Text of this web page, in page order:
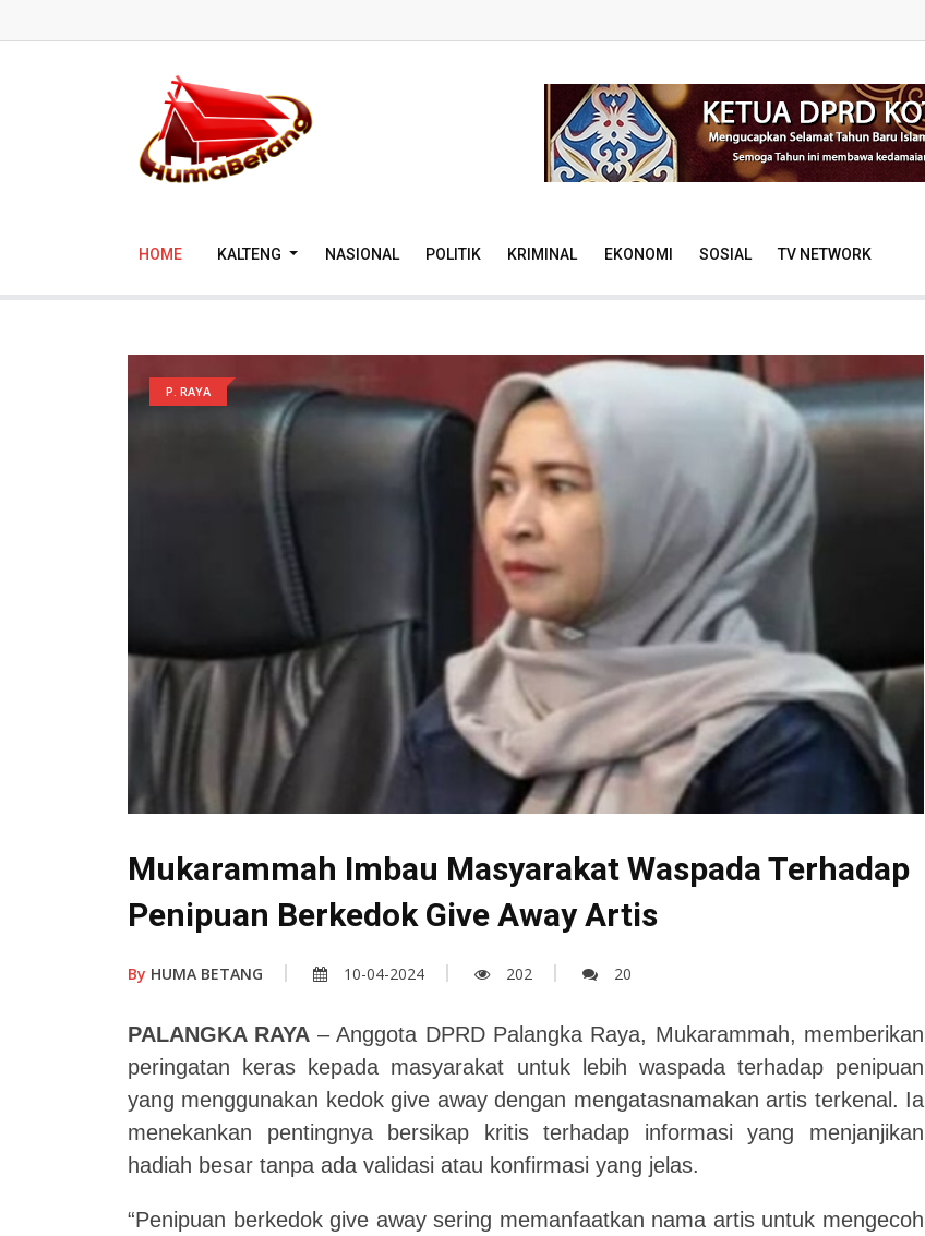
HOME KALTENG NASIONAL POLITIK KRIMINAL EKONOMI SOSIAL TV NETWORK
P. RAYA
Mukarammah Imbau Masyarakat Waspada Terhadap
Penipuan Berkedok Give Away Artis
By HUMA BETANG 10-04-2024 202 20
PALANGKA RAYA – Anggota DPRD Palangka Raya, Mukarammah, memberikan
peringatan keras kepada masyarakat untuk lebih waspada terhadap penipuan
yang menggunakan kedok give away dengan mengatasnamakan artis terkenal. Ia
menekankan pentingnya bersikap kritis terhadap informasi yang menjanjikan
hadiah besar tanpa ada validasi atau konfirmasi yang jelas.
“Penipuan berkedok give away sering memanfaatkan nama artis untuk mengecoh